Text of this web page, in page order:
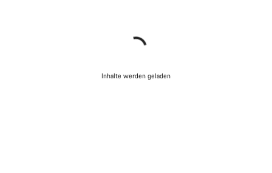
Inhalte werden geladen